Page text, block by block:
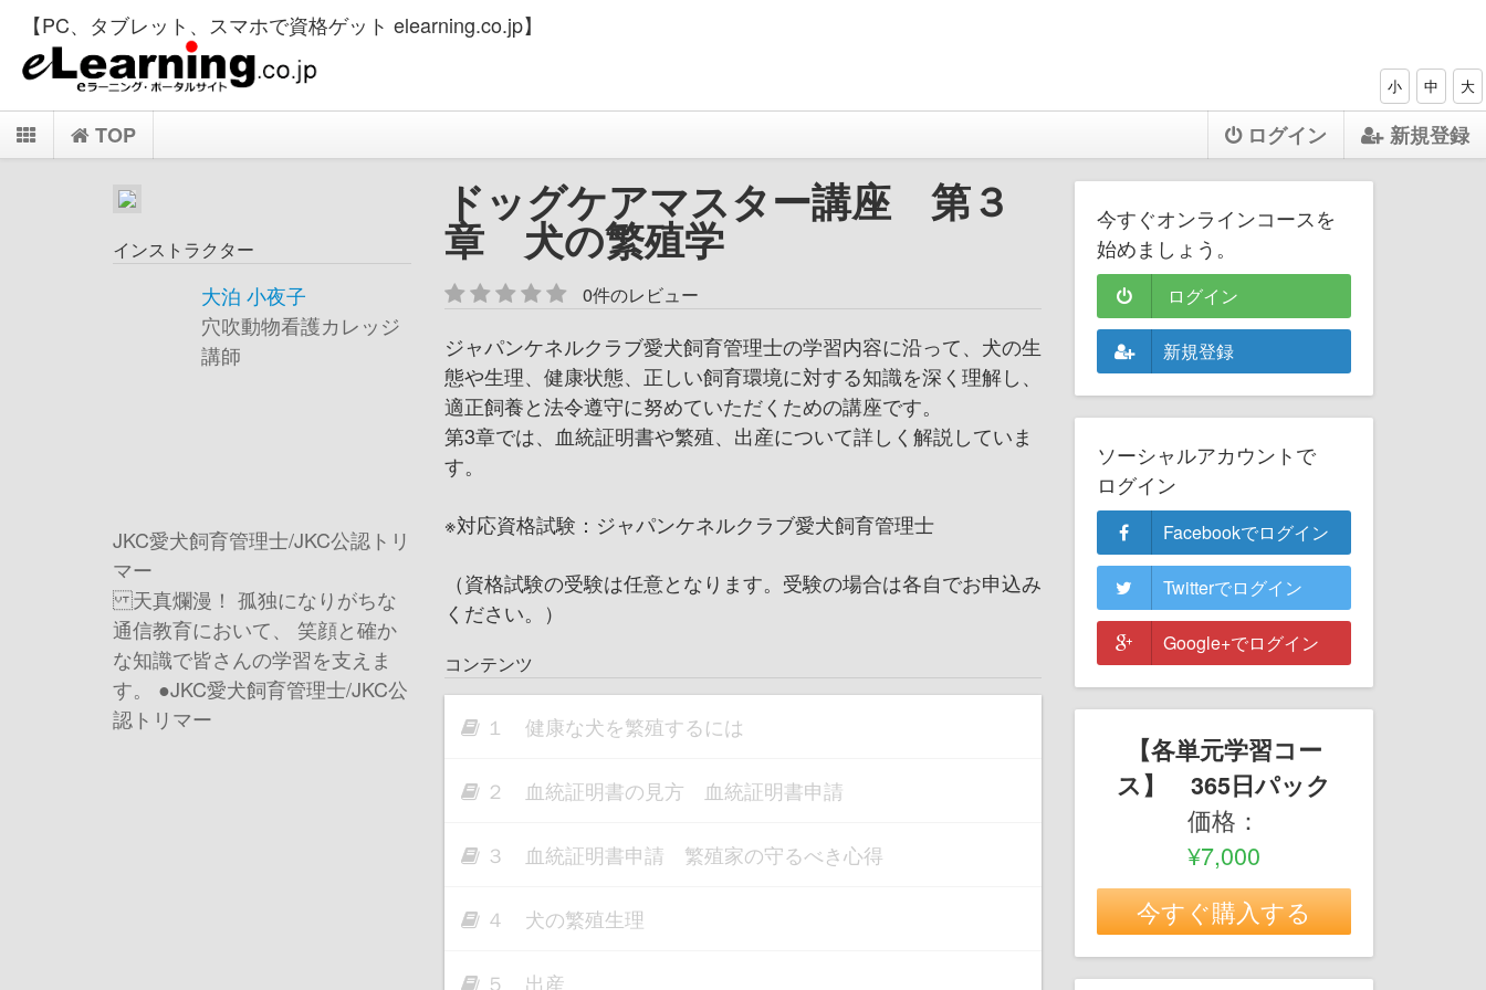
【PC、タブレット、スマホで資格ゲット elearning.co.jp】
小 中 大
TOP ログイン 新規登録
インストラクター
大泊 小夜子
穴吹動物看護カレッジ
講師
JKC愛犬飼育管理士/JKC公認トリ
マー
天真爛漫！ 孤独になりがちな
通信教育において、 笑顔と確か
な知識で皆さんの学習を支えま
す。 ●JKC愛犬飼育管理士/JKC公
認トリマー
ドッグケアマスター講座 第３
章 犬の繁殖学
0件のレビュー
ジャパンケネルクラブ愛犬飼育管理士の学習内容に沿って、犬の生
態や生理、健康状態、正しい飼育環境に対する知識を深く理解し、
適正飼養と法令遵守に努めていただくための講座です。
第3章では、血統証明書や繁殖、出産について詳しく解説していま
す。
※対応資格試験：ジャパンケネルクラブ愛犬飼育管理士
（資格試験の受験は任意となります。受験の場合は各自でお申込み
ください。）
コンテンツ
１ 健康な犬を繁殖するには
２ 血統証明書の見方 血統証明書申請
３ 血統証明書申請 繁殖家の守るべき心得
４ 犬の繁殖生理
５ 出産
今すぐオンラインコースを
始めましょう。
ログイン
新規登録
ソーシャルアカウントで
ログイン
Facebookでログイン
Twitterでログイン
Google+でログイン
【各単元学習コー
ス】 365日パック
価格：
¥7,000
今すぐ購入する